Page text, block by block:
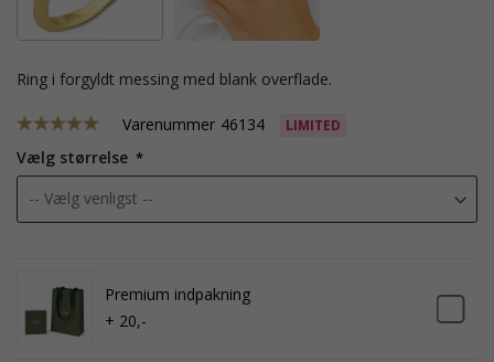
ring i forgyldt messing med blank overflade.
Varenummer 46134 LIMITED
Vælg størrelse
Premium indpakning
+ 20,-